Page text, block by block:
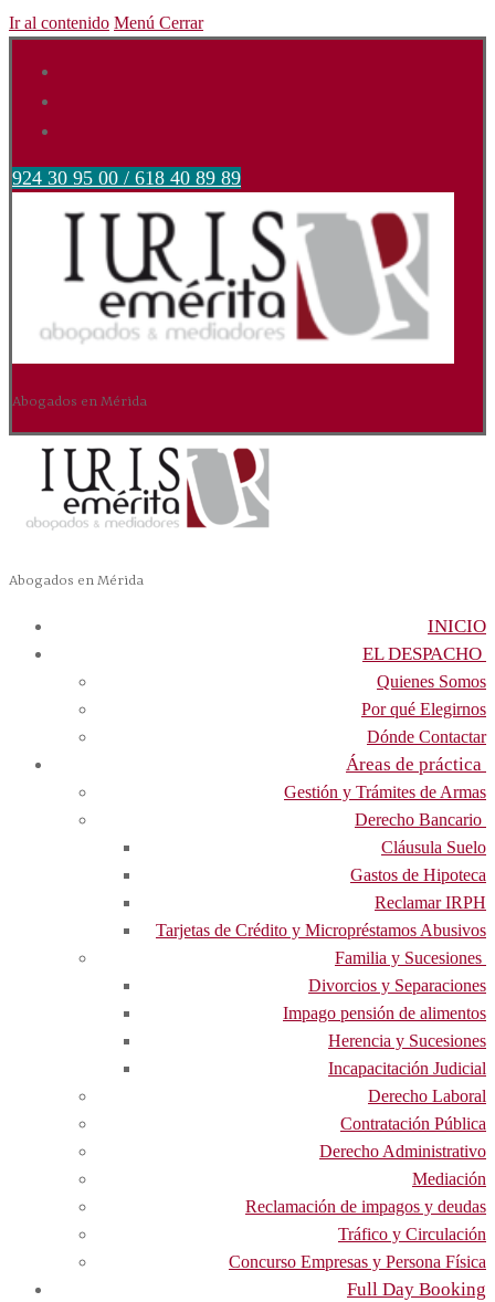
Ir al contenido Menú Cerrar
924 30 95 00 / 618 40 89 89
Abogados en Mérida
Abogados en Mérida
INICIO
EL DESPACHO
Quienes Somos
Por qué Elegirnos
Dónde Contactar
Áreas de práctica
Gestión y Trámites de Armas
Derecho Bancario
Cláusula Suelo
Gastos de Hipoteca
Reclamar IRPH
Tarjetas de Crédito y Micropréstamos Abusivos
Familia y Sucesiones
Divorcios y Separaciones
Impago pensión de alimentos
Herencia y Sucesiones
Incapacitación Judicial
Derecho Laboral
Contratación Pública
Derecho Administrativo
Mediación
Reclamación de impagos y deudas
Tráfico y Circulación
Concurso Empresas y Persona Física
Full Day Booking